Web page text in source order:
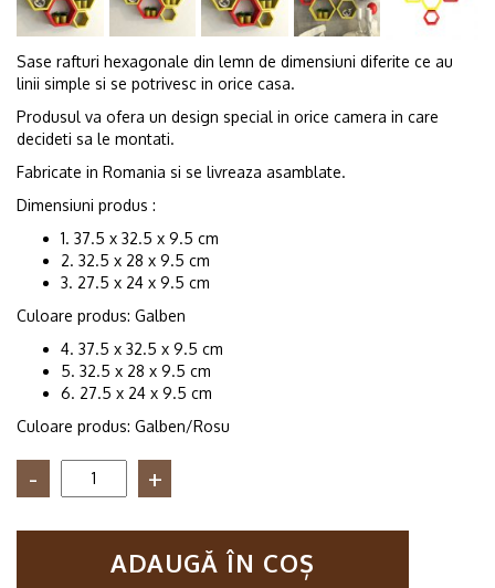
Sase rafturi hexagonale din lemn de dimensiuni diferite ce au
linii simple si se potrivesc in orice casa.
Produsul va ofera un design special in orice camera in care
decideti sa le montati.
Fabricate in Romania si se livreaza asamblate.
Dimensiuni produs :
1. 37.5 x 32.5 x 9.5 cm
2. 32.5 x 28 x 9.5 cm
3. 27.5 x 24 x 9.5 cm
Culoare produs: Galben
4. 37.5 x 32.5 x 9.5 cm
5. 32.5 x 28 x 9.5 cm
6. 27.5 x 24 x 9.5 cm
Culoare produs: Galben/Rosu
Cantitate
rafturi
ADAUGĂ ÎN COȘ